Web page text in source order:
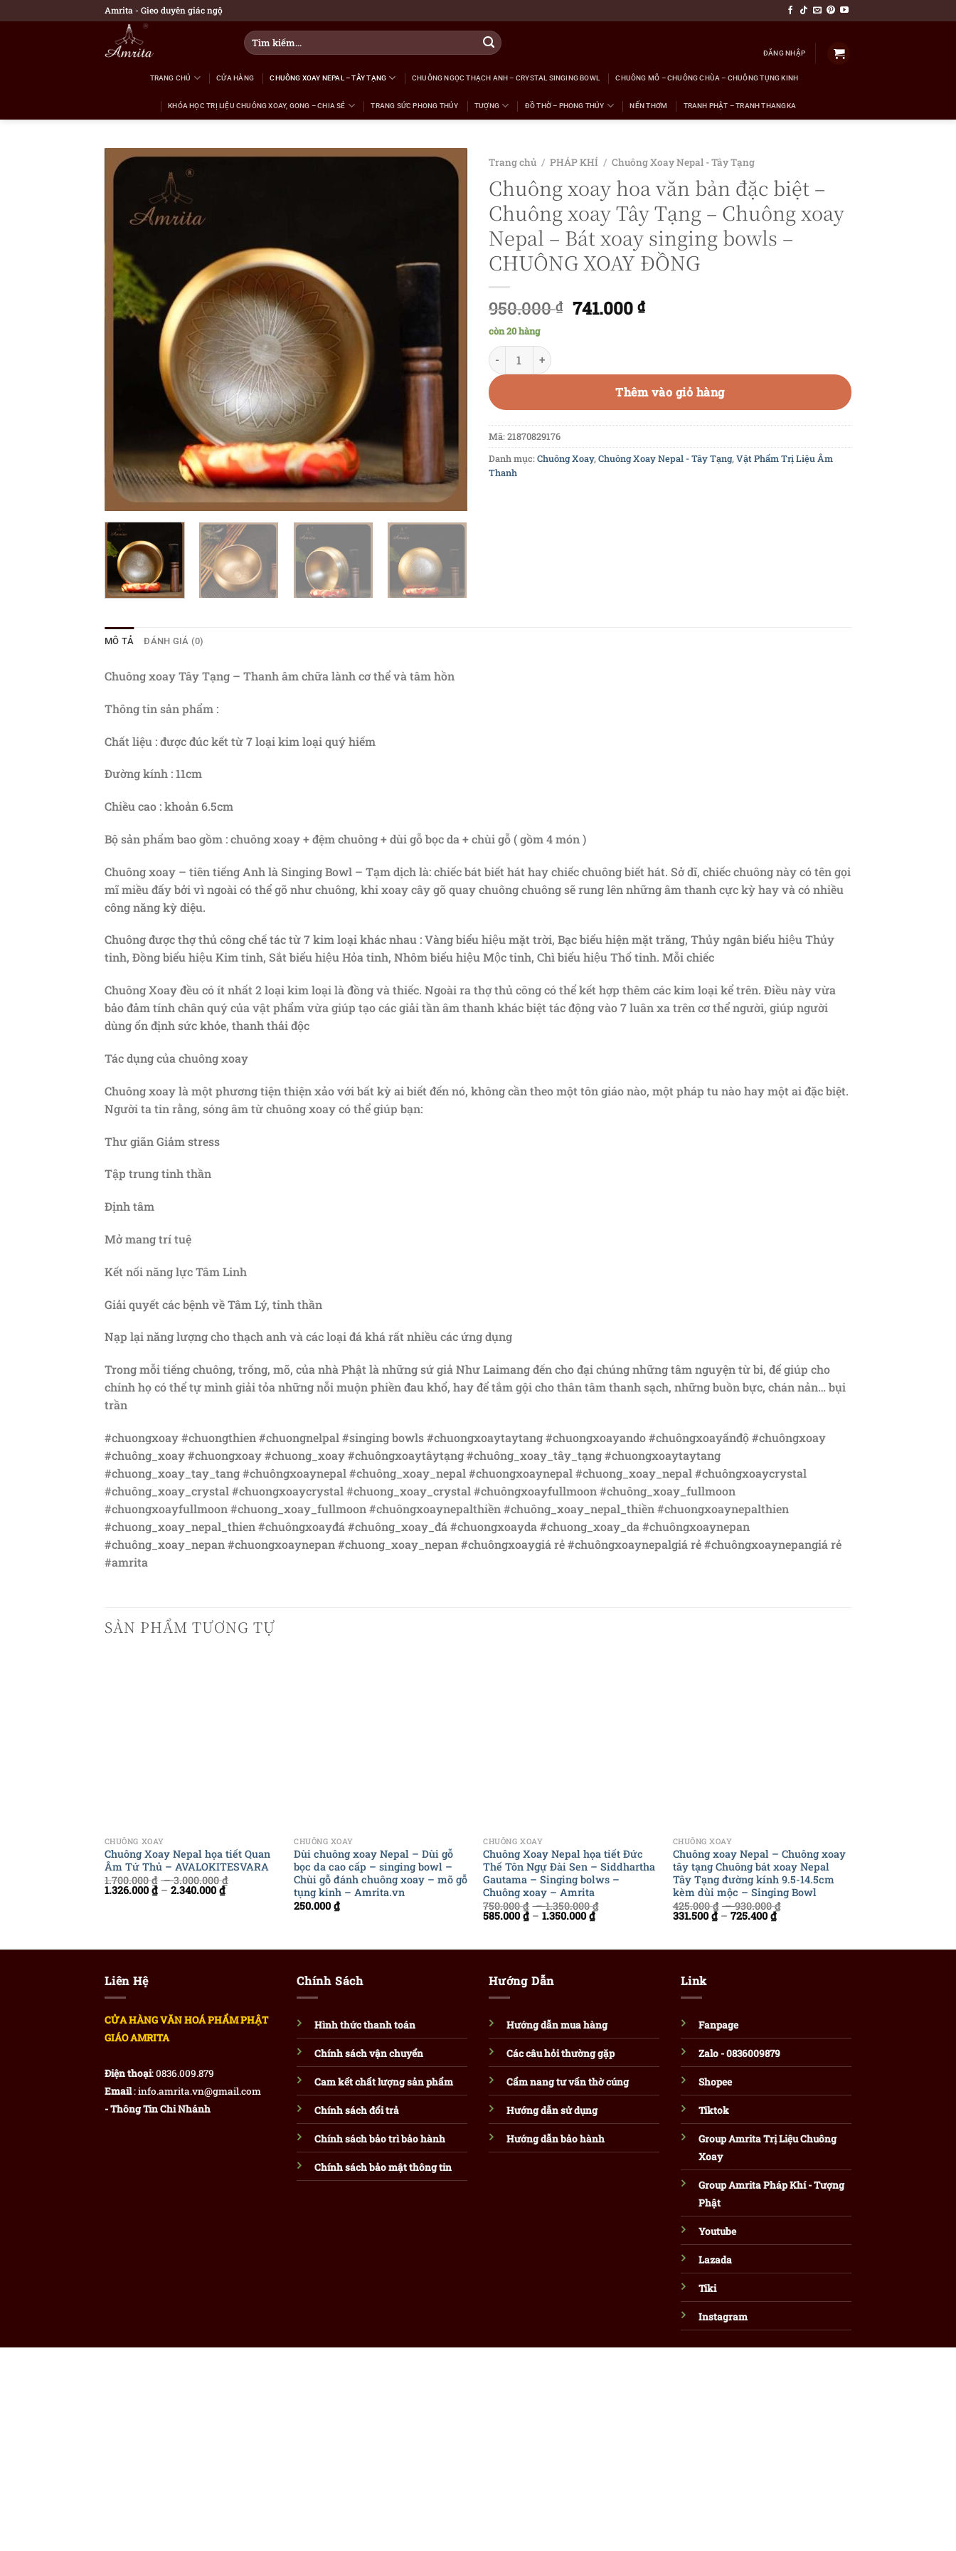
qua
Amrita - Gieo duyên giác ngộ
Tìm
kiếm:
ĐĂNG NHẬP
TRANG CHỦ CỬA HÀNG CHUÔNG XOAY NEPAL – TÂY TẠNG CHUÔNG NGỌC THẠCH ANH – CRYSTAL SINGING BOWL CHUÔNG MÕ – CHUÔNG CHÙA – CHUÔNG TỤNG KINH
KHÓA HỌC TRỊ LIỆU CHUÔNG XOAY, GONG – CHIA SẺ TRANG SỨC PHONG THỦY TƯỢNG ĐỒ THỜ – PHONG THỦY NẾN THƠM TRANH PHẬT – TRANH THANGKA
Trang chủ / PHÁP KHÍ / Chuông Xoay Nepal - Tây Tạng
Chuông xoay hoa văn bản đặc biệt –
Chuông xoay Tây Tạng – Chuông xoay
Nepal – Bát xoay singing bowls –
CHUÔNG XOAY ĐỒNG
950.000₫ 741.000₫
còn 20 hàng
Chuông xoay hoa văn bản đặc biệt - Chuông xoay Tây Tạng - Chuông xoay Nepal - Bát xoay
Thêm vào giỏ hàng
Mã:21870829176
Danh mục:Chuông Xoay, Chuông Xoay Nepal - Tây Tạng, Vật Phẩm Trị Liệu Âm
Thanh
MÔ TẢ ĐÁNH GIÁ (0)
Chuông xoay Tây Tạng – Thanh âm chữa lành cơ thể và tâm hồn
Thông tin sản phẩm :
Chất liệu : được đúc kết từ 7 loại kim loại quý hiếm
Đường kính : 11cm
Chiều cao : khoản 6.5cm
Bộ sản phẩm bao gồm : chuông xoay + đệm chuông + dùi gỗ bọc da + chùi gỗ ( gồm 4 món )
Chuông xoay – tiên tiếng Anh là Singing Bowl – Tạm dịch là: chiếc bát biết hát hay chiếc chuông biết hát. Sở dĩ, chiếc chuông này có tên gọi
mĩ miều đấy bởi vì ngoài có thể gõ như chuông, khi xoay cây gõ quay chuông chuông sẽ rung lên những âm thanh cực kỳ hay và có nhiều
công năng kỳ diệu.
Chuông được thợ thủ công chế tác từ 7 kim loại khác nhau : Vàng biểu hiệu mặt trời, Bạc biểu hiện mặt trăng, Thủy ngân biểu hiệu Thủy
tinh, Đồng biểu hiệu Kim tinh, Sắt biểu hiệu Hỏa tinh, Nhôm biểu hiệu Mộc tinh, Chì biểu hiệu Thổ tinh. Mỗi chiếc
Chuông Xoay đều có ít nhất 2 loại kim loại là đồng và thiếc. Ngoài ra thợ thủ công có thể kết hợp thêm các kim loại kể trên. Điều này vừa
bảo đảm tính chân quý của vật phẩm vừa giúp tạo các giải tần âm thanh khác biệt tác động vào 7 luân xa trên cơ thể người, giúp người
dùng ổn định sức khỏe, thanh thải độc
Tác dụng của chuông xoay
Chuông xoay là một phương tiện thiện xảo với bất kỳ ai biết đến nó, không cần theo một tôn giáo nào, một pháp tu nào hay một ai đặc biệt.
Người ta tin rằng, sóng âm từ chuông xoay có thể giúp bạn:
Thư giãn Giảm stress
Tập trung tinh thần
Định tâm
Mở mang trí tuệ
Kết nối năng lực Tâm Linh
Giải quyết các bệnh về Tâm Lý, tinh thần
Nạp lại năng lượng cho thạch anh và các loại đá khá rất nhiều các ứng dụng
Trong mỗi tiếng chuông, trống, mõ, của nhà Phật là những sứ giả Như Laimang đến cho đại chúng những tâm nguyện từ bi, để giúp cho
chính họ có thể tự mình giải tỏa những nỗi muộn phiền đau khổ, hay để tắm gội cho thân tâm thanh sạch, những buồn bực, chán nản… bụi
trần
#chuongxoay #chuongthien #chuongnelpal #singing bowls #chuongxoaytaytang #chuongxoayando #chuôngxoayấnđộ #chuôngxoay
#chuông_xoay #chuongxoay #chuong_xoay #chuôngxoaytâytạng #chuông_xoay_tây_tạng #chuongxoaytaytang
#chuong_xoay_tay_tang #chuôngxoaynepal #chuông_xoay_nepal #chuongxoaynepal #chuong_xoay_nepal #chuôngxoaycrystal
#chuông_xoay_crystal #chuongxoaycrystal #chuong_xoay_crystal #chuôngxoayfullmoon #chuông_xoay_fullmoon
#chuongxoayfullmoon #chuong_xoay_fullmoon #chuôngxoaynepalthiền #chuông_xoay_nepal_thiền #chuongxoaynepalthien
#chuong_xoay_nepal_thien #chuôngxoayđá #chuông_xoay_đá #chuongxoayda #chuong_xoay_da #chuôngxoaynepan
#chuông_xoay_nepan #chuongxoaynepan #chuong_xoay_nepan #chuôngxoaygiá rẻ #chuôngxoaynepalgiá rẻ #chuôngxoaynepangiá rẻ
#amrita
SẢN PHẨM TƯƠNG TỰ
CHUÔNG XOAY
Chuông Xoay Nepal họa tiết Quan
Âm Tứ Thủ – AVALOKITESVARA
1.700.000₫ –3.000.000₫
1.326.000 ₫– 2.340.000 ₫
CHUÔNG XOAY
Dùi chuông xoay Nepal – Dùi gỗ
bọc da cao cấp – singing bowl –
Chùi gỗ đánh chuông xoay – mõ gỗ
tụng kinh – Amrita.vn
250.000₫
CHUÔNG XOAY
Chuông Xoay Nepal họa tiết Đức
Thế Tôn Ngự Đài Sen – Siddhartha
Gautama – Singing bolws –
Chuông xoay – Amrita
750.000₫ –1.350.000₫
585.000₫ –1.350.000₫
CHUÔNG XOAY
Chuông xoay Nepal – Chuông xoay
tây tạng Chuông bát xoay Nepal
Tây Tạng đường kính 9.5-14.5cm
kèm dùi mộc – Singing Bowl
425.000₫ –930.000₫
331.500 ₫– 725.400 ₫
Liên Hệ
CỬA HÀNG VĂN HOÁ PHẨM PHẬT
GIÁO AMRITA
Điện thoại: 0836.009.879
Email: info.amrita.vn@gmail.com
- Thông Tin Chi Nhánh
Chính Sách
Hình thức thanh toán
Chính sách vận chuyển
Cam kết chất lượng sản phẩm
Chính sách đổi trả
Chính sách bảo trì bảo hành
Chính sách bảo mật thông tin
Hướng Dẫn
Hướng dẫn mua hàng
Các câu hỏi thường gặp
Cẩm nang tư vấn thờ cúng
Hướng dẫn sử dụng
Hướng dẫn bảo hành
Link
Fanpage
Zalo - 0836009879
Shopee
Tiktok
Group Amrita Trị Liệu Chuông
Xoay
Group Amrita Pháp Khí - Tượng
Phật
Youtube
Lazada
Tiki
Instagram